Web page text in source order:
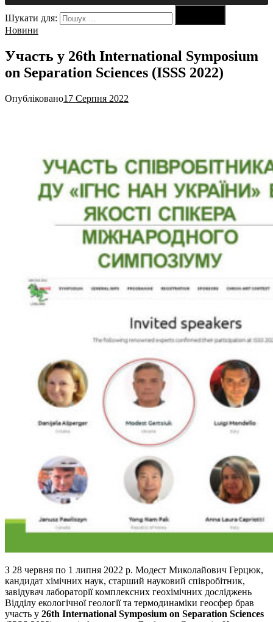
Шукати для:
Новини
Участь у 26th International Symposium
on Separation Sciences (ISSS 2022)
Опубліковано17 Серпня 2022
З 28 червня по 1 липня 2022 р. Модест Миколайович Герцюк,
кандидат хімічних наук, старший науковий співробітник,
завідувач лабораторії комплексних геохімічних досліджень
Відділу екологічної геології та термодинаміки геосфер брав
участь у 26th International Symposium on Separation Sciences